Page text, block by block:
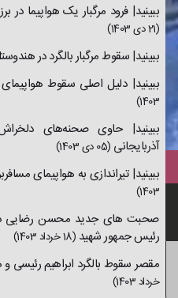
ببینید| فرود مرگبار یک هواپیما در
(21 دی 1403)
ببینید| سقوط مرگبار بالگرد در
ببینید| دلیل اصلی سقوط
1403)
ببینید| حاوی صحنه‌های
آذربایجانی (05 دی 1403)
ببینید| تیراندازی به هواپیمای
1403)
صحبت های جدید محسن رضایی در
رئیس جمهور شهید (18 خرداد 1403)
مقصر سقوط بالگرد ابراهیم
خرداد 1403)